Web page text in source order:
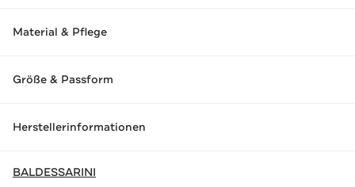
Material & Pflege
Größe & Passform
Herstellerinformationen
BALDESSARINI